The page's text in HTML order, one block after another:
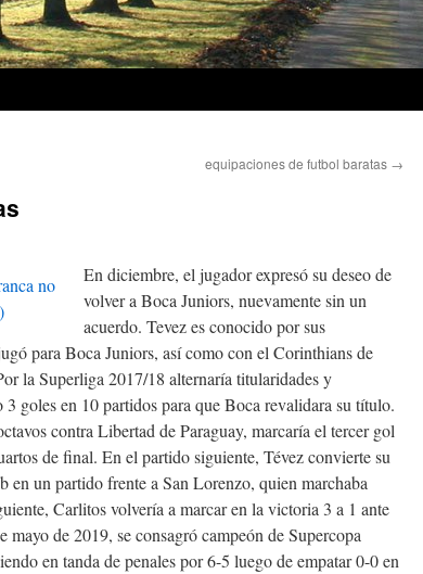
equipaciones de futbol baratas →
En diciembre, el jugador expresó su deseo de
volver a Boca Juniors, nuevamente sin un
acuerdo. Tevez es conocido por sus
para Boca Juniors, así como con el Corinthians de
la Superliga 2017/18 alternaría titularidades y
goles en 10 partidos para que Boca revalidara su título.
contra Libertad de Paraguay, marcaría el tercer gol
de final. En el partido siguiente, Tévez convierte su
en un partido frente a San Lorenzo, quien marchaba
Carlitos volvería a marcar en la victoria 3 a 1 ante
de 2019, se consagró campeón de Supercopa
en tanda de penales por 6-5 luego de empatar 0-0 en